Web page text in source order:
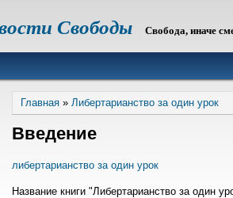
Свободы Свобода, иначе
Строка
навигации
Главная Либертарианство за один урок
Введение
либертарианство за один урок
Название книги "Либертарианство за один